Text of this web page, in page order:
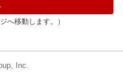
へ移動します。）
Inc.